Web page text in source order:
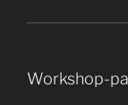
Workshop-